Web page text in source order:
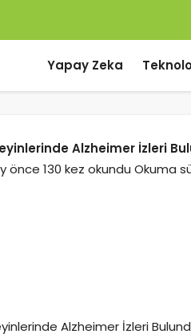
Yapay Zeka
Alzheimer İzleri
önce 130 kez okundu Okuma